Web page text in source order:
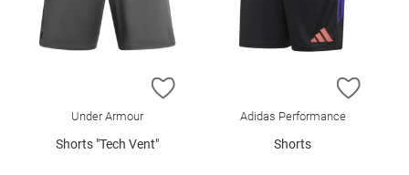
ZUR WUNSCHLISTE HINZUFÜGEN
Under Armour
Shorts "Tech Vent"
ZUR
Adidas Performance
Shorts